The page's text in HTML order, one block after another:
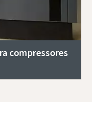
compressores